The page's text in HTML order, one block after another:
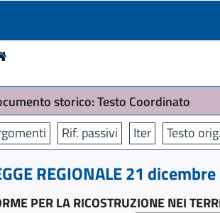
storico: Testo Coordinato
Rif. passivi Iter Testo
REGIONALE 21
PER LA RICOSTRUZIONE NEI